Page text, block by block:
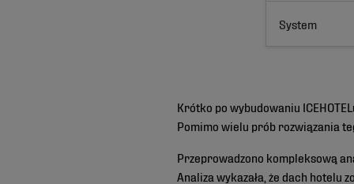
System
Krótko po wybudowaniu
Pomimo wielu prób rozwiązania
Przeprowadzono kompleksową
Analiza wykazała, że dach hotelu